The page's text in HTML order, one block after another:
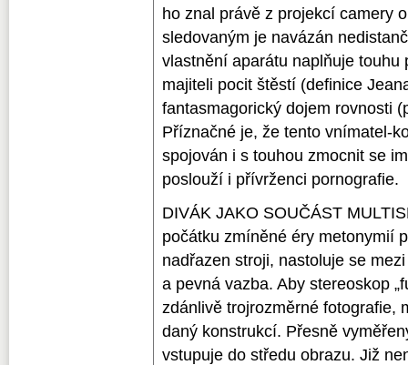
ho znal právě z projekcí camery
sledovaným je navázán
vlastnění aparátu naplňuje touhu
majiteli pocit štěstí (definice
fantasmagorický dojem rovnosti
Příznačné je, že tento vnímatel-
spojován i s touhou zmocnit se
poslouží i přívrženci pornografie.
DIVÁK JAKO SOUČÁST
počátku zmíněné éry metonymií
nadřazen stroji, nastoluje se
a pevná vazba. Aby stereoskop
zdánlivě trojrozměrné fotografie,
daný konstrukcí. Přesně
vstupuje do středu obrazu. Již